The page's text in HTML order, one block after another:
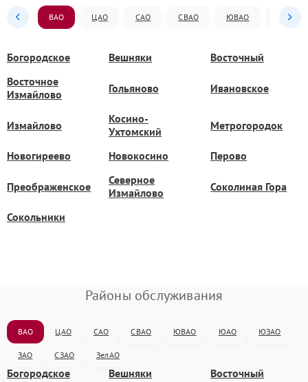
ВАО ЦАО САО СВАО ЮВАО ЮАО
Богородское Вешняки
Восточный
Восточное
Измайлово
Гольяново Ивановское
Измайлово
Косино-
Ухтомский
Метрогородок
Новогиреево Новокосино Перово
Преображенское
Северное
Измайлово
Соколиная Гора
Сокольники
Районы обслуживания
ВАО ЦАО САО СВАО ЮВАО ЮАО ЮЗАО
ЗАО СЗАО ЗелАО
Богородское Вешняки Восточный